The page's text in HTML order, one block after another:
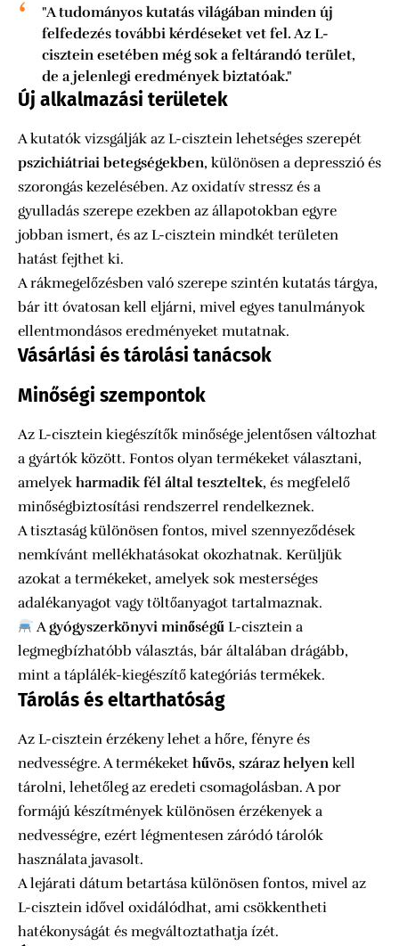
"A tudományos kutatás világában minden új
felfedezés további kérdéseket vet fel. Az L-
cisztein esetében még sok a feltárandó terület,
de a jelenlegi eredmények biztatóak."
Új alkalmazási területek
A kutatók vizsgálják az L-cisztein lehetséges szerepét
pszichiátriai betegségekben, különösen a depresszió és
szorongás kezelésében. Az oxidatív stressz és a
gyulladás szerepe ezekben az állapotokban egyre
jobban ismert, és az L-cisztein mindkét területen
hatást fejthet ki.
A rákmegelőzésben való szerepe szintén kutatás tárgya,
bár itt óvatosan kell eljárni, mivel egyes tanulmányok
ellentmondásos eredményeket mutatnak.
Vásárlási és tárolási tanácsok
Minőségi szempontok
Az L-cisztein kiegészítők minősége jelentősen változhat
a gyártók között. Fontos olyan termékeket választani,
amelyek harmadik fél által teszteltek, és megfelelő
minőségbiztosítási rendszerrel rendelkeznek.
A tisztaság különösen fontos, mivel szennyeződések
nemkívánt mellékhatásokat okozhatnak. Kerüljük
azokat a termékeket, amelyek sok mesterséges
adalékanyagot vagy töltőanyagot tartalmaznak.
Agyógyszerkönyvi minőségű L-cisztein a
legmegbízhatóbb választás, bár általában drágább,
mint a táplálék-kiegészítő kategóriás termékek.
Tárolás és eltarthatóság
Az L-cisztein érzékeny lehet a hőre, fényre és
nedvességre. A termékeket hűvös, száraz helyen kell
tárolni, lehetőleg az eredeti csomagolásban. A por
formájú készítmények különösen érzékenyek a
nedvességre, ezért légmentesen záródó tárolók
használata javasolt.
A lejárati dátum betartása különösen fontos, mivel az
L-cisztein idővel oxidálódhat, ami csökkentheti
hatékonyságát és megváltoztathatja ízét.